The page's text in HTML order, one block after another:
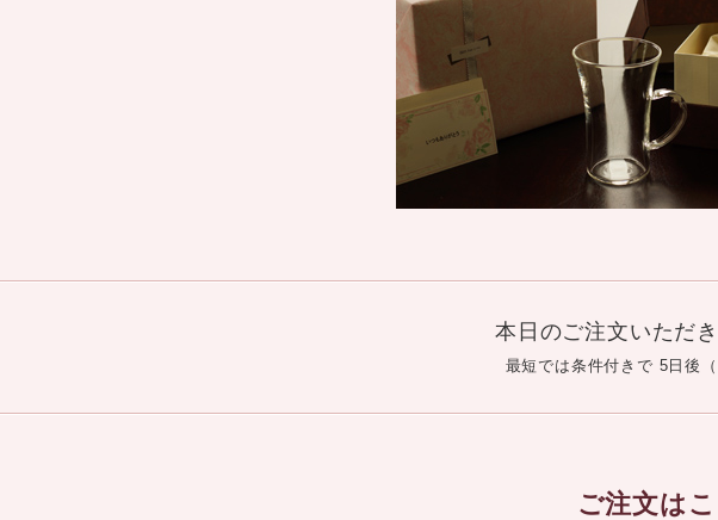
本日のご注文いただき
最短では条件付きで 5日後（
ご注文は